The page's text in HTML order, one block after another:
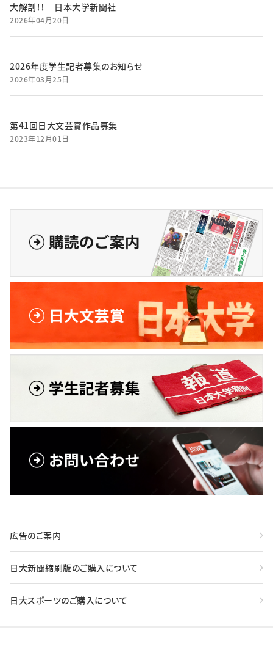
大解剖！！ 日本大学新聞社
2026年04月20日
2026年度学生記者募集のお知らせ
2026年03月25日
第41回日大文芸賞作品募集
2023年12月01日
広告のご案内
日大新聞縮刷版のご購入について
日大スポーツのご購入について